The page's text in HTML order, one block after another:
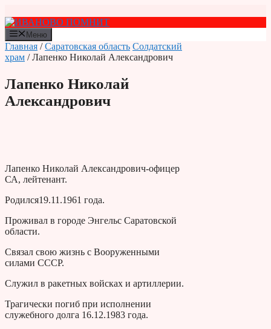
к
содержимому
Меню
Главная /Саратовская область Солдатский
храм / Лапенко Николай Александрович
Лапенко Николай
Александрович
Лапенко Николай Александрович-офицер
СА, лейтенант.
Родился19.11.1961 года.
Проживал в городе Энгельс Саратовской
области.
Связал свою жизнь с Вооруженными
силами СССР.
Служил в ракетных войсках и артиллерии.
Трагически погиб при исполнении
служебного долга 16.12.1983 года.